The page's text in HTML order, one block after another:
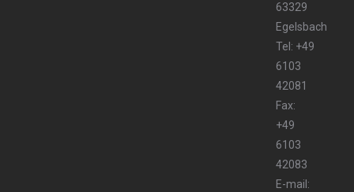
63329
Egelsbach
Tel: +49
6103
42081
Fax:
+49
6103
42083
E-mail: